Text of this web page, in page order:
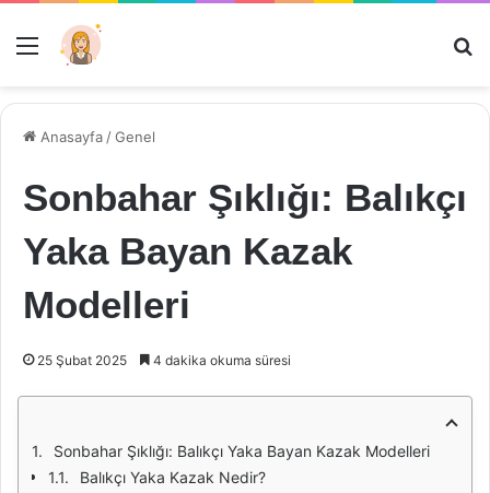
Menü
Anasayfa /Genel
Sonbahar Şıklığı: Balıkçı
Yaka Bayan Kazak
Modelleri
25 Şubat 2025 4 dakika okuma süresi
Sonbahar Şıklığı: Balıkçı Yaka Bayan Kazak Modelleri
Balıkçı Yaka Kazak Nedir?